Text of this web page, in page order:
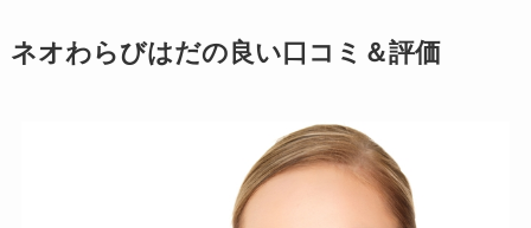
ネオわらびはだの良い口コミ＆評価